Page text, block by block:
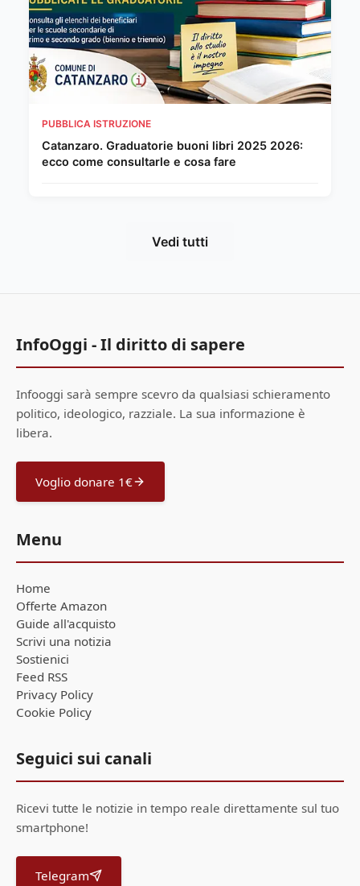
PUBBLICA ISTRUZIONE
Catanzaro. Graduatorie buoni libri 2025 2026:
ecco come consultarle e cosa fare
Vedi tutti
InfoOggi - Il diritto di sapere
Infooggi sarà sempre scevro da qualsiasi schieramento
politico, ideologico, razziale. La sua informazione è
libera.
Voglio donare 1€
Menu
Home
Offerte Amazon
Guide all'acquisto
Scrivi una notizia
Sostienici
Feed RSS
Privacy Policy
Cookie Policy
Seguici sui canali
Ricevi tutte le notizie in tempo reale direttamente sul tuo
smartphone!
Telegram